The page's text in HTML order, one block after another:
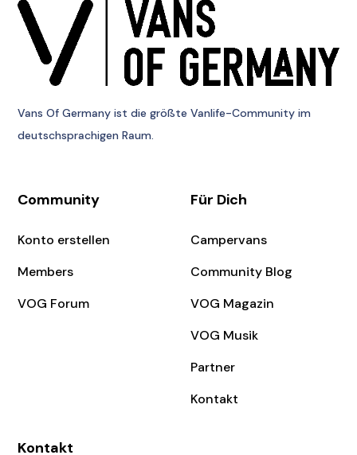
Vans Of Germany ist die größte Vanlife-Community im
deutschsprachigen Raum.
Community
Konto erstellen
Members
VOG Forum
Für Dich
Campervans
Community Blog
VOG Magazin
VOG Musik
Partner
Kontakt
Kontakt